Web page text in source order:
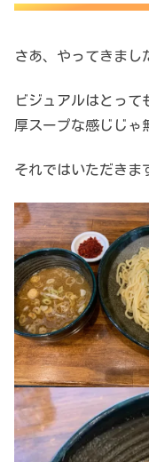
さあ、やってきまし
ビジュアルはとっ
厚スープな感じじゃ
それではいただきま